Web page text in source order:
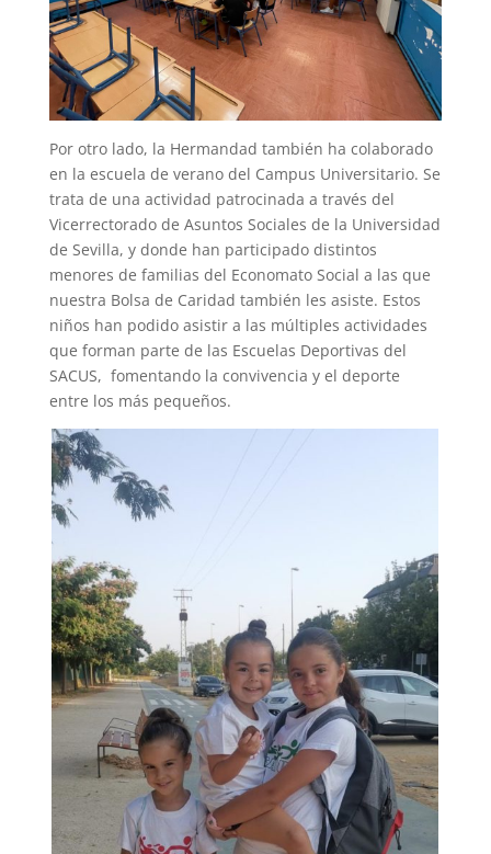
Por otro lado, la Hermandad también ha colaborado
en la escuela de verano del Campus Universitario. Se
trata de una actividad patrocinada a través del
Vicerrectorado de Asuntos Sociales de la Universidad
de Sevilla, y donde han participado distintos
menores de familias del Economato Social a las que
nuestra Bolsa de Caridad también les asiste. Estos
niños han podido asistir a las múltiples actividades
que forman parte de las Escuelas Deportivas del
SACUS, fomentando la convivencia y el deporte
entre los más pequeños.